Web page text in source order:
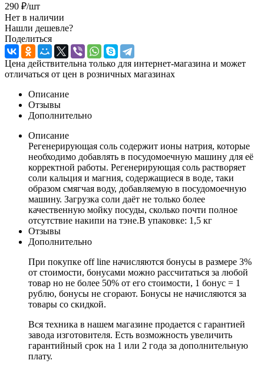
290 ₽/шт
Нет в наличии
Нашли дешевле?
Поделиться
Цена действительна только для интернет-магазина и может
отличаться от цен в розничных магазинах
Описание
Отзывы
Дополнительно
Описание
Регенерирующая соль содержит ионы натрия, которые
необходимо добавлять в посудомоечную машину для её
корректной работы. Регенерирующая соль растворяет
соли кальция и магния, содержащиеся в воде, таки
образом смягчая воду, добавляемую в посудомоечную
машину. Загрузка соли даёт не только более
качественную мойку посуды, сколько почти полное
отсутствие накипи на тэне.В упаковке: 1,5 кг
Отзывы
Дополнительно
При покупке off line начисляются бонусы в размере 3%
от стоимости, бонусами можно рассчитаться за любой
товар но не более 50% от его стоимости, 1 бонус = 1
рублю, бонусы не сгорают. Бонусы не начисляются за
товары со скидкой.
Вся техника в нашем магазине продается с гарантией
завода изготовителя. Есть возможность увеличить
гарантийный срок на 1 или 2 года за дополнительную
плату.